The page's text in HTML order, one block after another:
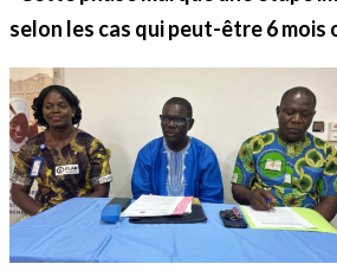
selon les cas qui peut-être 6 mois